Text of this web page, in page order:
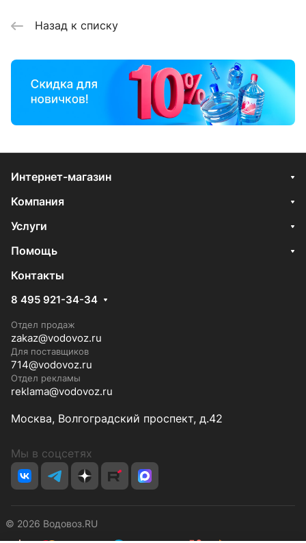
Назад к списку
Интернет-магазин
Компания
Услуги
Помощь
Контакты
8 495 921-34-34
Отдел продаж
zakaz@vodovoz.ru
Для поставщиков
714@vodovoz.ru
Отдел рекламы
reklama@vodovoz.ru
Москва, Волгоградский проспект, д.42
Мы в соцсетях
© 2026 Водовоз.RU